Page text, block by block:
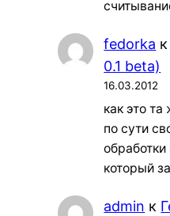
fedorka к
0.1 beta)
16.03.2012
как это
по сути
который
admin к